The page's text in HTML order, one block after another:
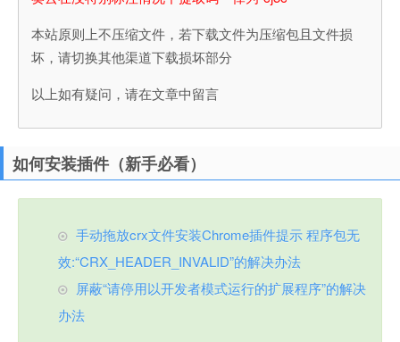
本站原则上不压缩文件，若下载文件为压缩包且文件损
坏，请切换其他渠道下载损坏部分
以上如有疑问，请在文章中留言
如何安装插件（新手必看）
手动拖放crx文件安装Chrome插件提示 程序包无
效:“CRX_HEADER_INVALID”的解决办法
屏蔽“请停用以开发者模式运行的扩展程序”的解决
办法